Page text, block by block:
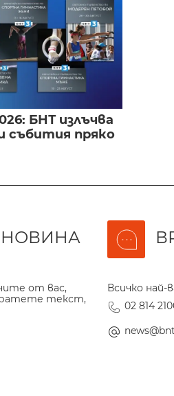
БНТ излъчва
събития пряко
НОВИНА
от вас,
текст,
Всичко
02 814